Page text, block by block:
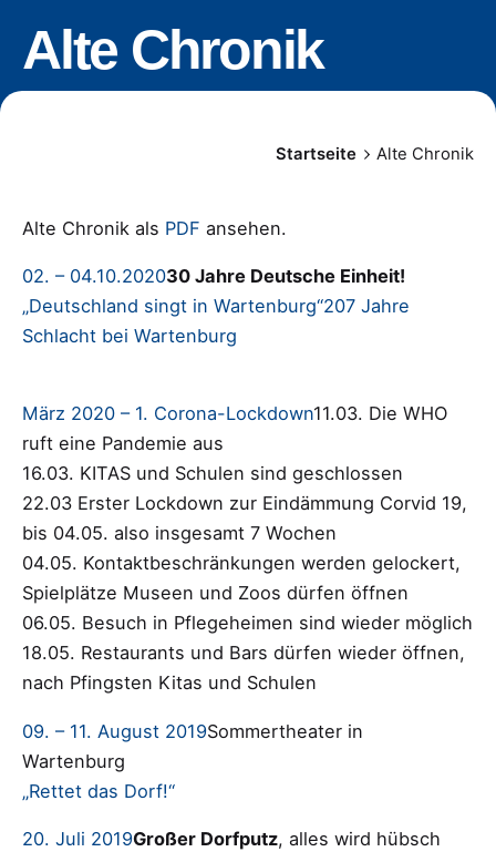
Alte Chronik
Startseite Alte Chronik
Alte Chronik als PDF ansehen.
02. – 04.10.202030 Jahre Deutsche Einheit!
„Deutschland singt in Wartenburg“207 Jahre
Schlacht bei Wartenburg
März 2020 – 1. Corona-Lockdown11.03. Die WHO
ruft eine Pandemie aus
16.03. KITAS und Schulen sind geschlossen
22.03 Erster Lockdown zur Eindämmung Corvid 19,
bis 04.05. also insgesamt 7 Wochen
04.05. Kontaktbeschränkungen werden gelockert,
Spielplätze Museen und Zoos dürfen öffnen
06.05. Besuch in Pflegeheimen sind wieder möglich
18.05. Restaurants und Bars dürfen wieder öffnen,
nach Pfingsten Kitas und Schulen
09. – 11. August 2019Sommertheater in
Wartenburg
„Rettet das Dorf!“
20. Juli 2019Großer Dorfputz, alles wird hübsch